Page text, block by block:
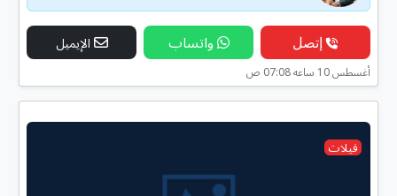
إتصل واتساب الإيميل
أغسطس 10 ساعه 07:08 ص
فيلات